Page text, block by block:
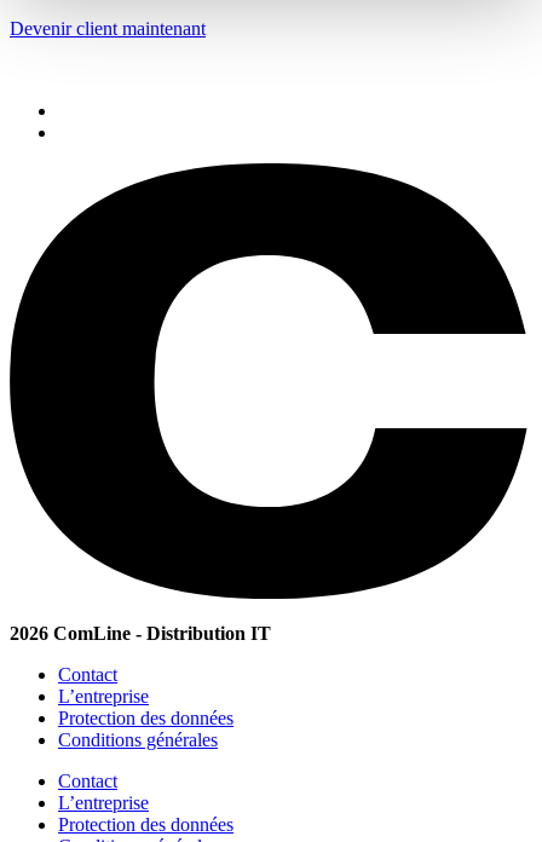
Devenir client maintenant
2026 ComLine - Distribution IT
Contact
L’entreprise
Protection des données
Conditions générales
Contact
L’entreprise
Protection des données